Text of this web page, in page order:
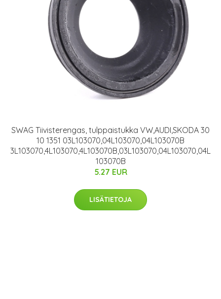
SWAG Tiivisterengas, tulppaistukka VW,AUDI,SKODA 30
10 1351 03L103070,04L103070,04L103070B
3L103070,4L103070,4L103070B,03L103070,04L103070,04L
103070B
5.27 EUR
LISÄTIETOJA